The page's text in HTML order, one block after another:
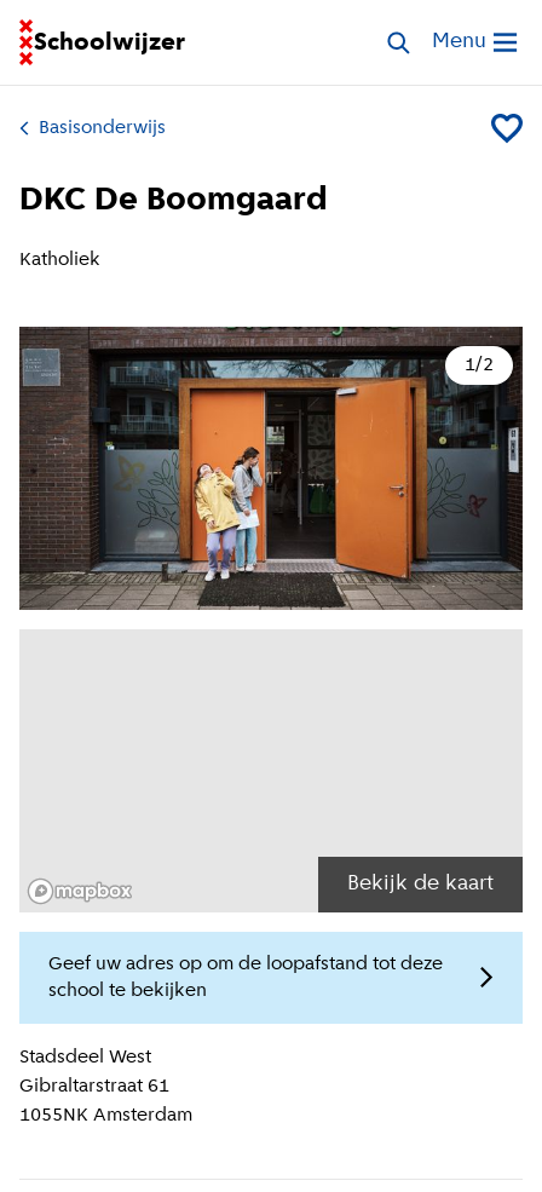
Schoolwijzer
Ga naar homepage van SchoolwijzerZoek scholen
Open
Menu
Basisonderwijs Voeg
DKC De Boomgaard
Katholiek
1/2
Bekijk de kaart
Geef uw adres op om de loopafstand tot deze
school te bekijken
Locatiegegevens
Stadsdeel West
Gibraltarstraat 61
1055NK Amsterdam